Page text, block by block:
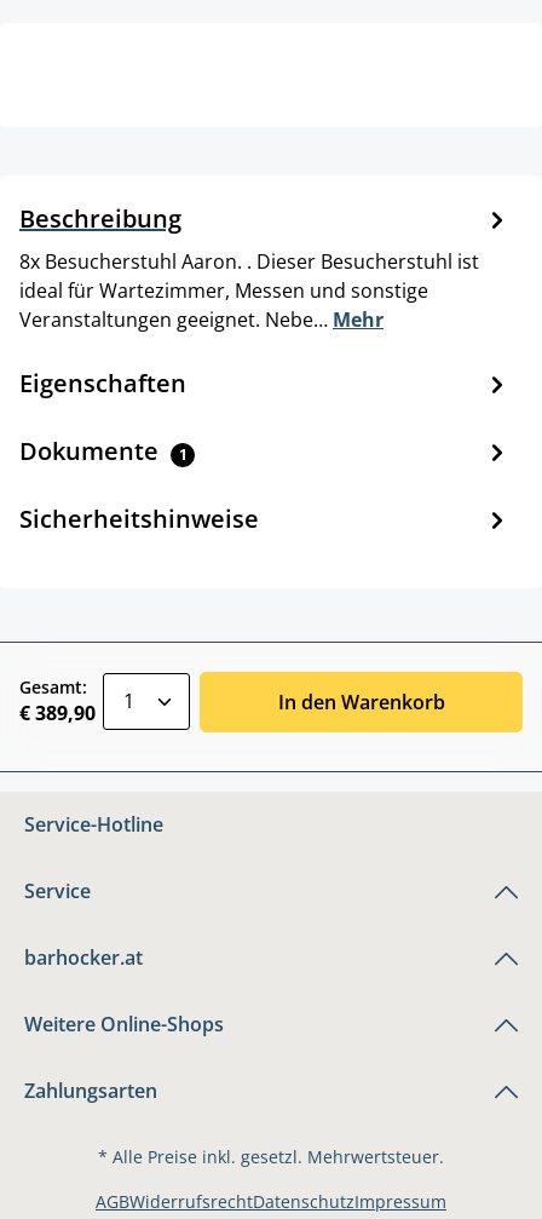
Beschreibung
8x Besucherstuhl Aaron. . Dieser Besucherstuhl ist
ideal für Wartezimmer, Messen und sonstige
Veranstaltungen geeignet. Nebe… Mehr
Eigenschaften
Dokumente 1
Sicherheitshinweise
Gesamt:
€ 389,90 In den Warenkorb
Service-Hotline
Service
barhocker.at
Weitere Online-Shops
Zahlungsarten
* Alle Preise inkl. gesetzl. Mehrwertsteuer.
AGBWiderrufsrechtDatenschutzImpressum